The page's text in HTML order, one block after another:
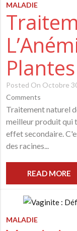
MALADIE
Plantes
Posted On Octobre
Comments
Traitement naturel
meilleur produit qui
effet secondaire.
des racines...
READ MORE
MALADIE